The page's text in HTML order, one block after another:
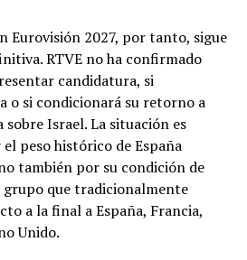
Eurovisión 2027, por tanto, sigue
RTVE no ha confirmado
candidatura, si
o si condicionará su retorno a
Israel. La situación es
peso histórico de España
también por su condición de
grupo que tradicionalmente
a la final a España, Francia,
Unido.